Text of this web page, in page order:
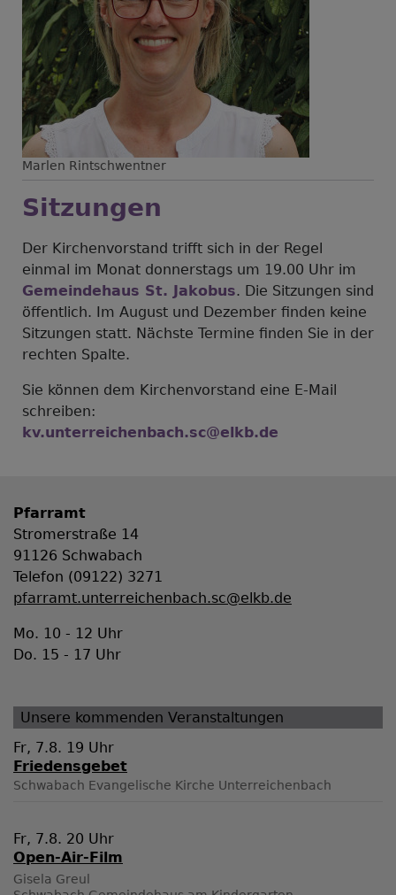
Marlen Rintschwentner
Sitzungen
Der Kirchenvorstand trifft sich in der Regel
einmal im Monat donnerstags um 19.00 Uhr im
Gemeindehaus St. Jakobus. Die Sitzungen sind
öffentlich. Im August und Dezember finden keine
Sitzungen statt. Nächste Termine finden Sie in der
rechten Spalte.
Sie können dem Kirchenvorstand eine E-Mail
schreiben:
kv.unterreichenbach.sc@elkb.de
Pfarramt
Stromerstraße 14
91126 Schwabach
Telefon (09122) 3271
pfarramt.unterreichenbach.sc@elkb.de
Mo. 10 - 12 Uhr
Do. 15 - 17 Uhr
Unsere kommenden Veranstaltungen
Fr, 7.8. 19 Uhr
Friedensgebet
Schwabach Evangelische Kirche Unterreichenbach
Fr, 7.8. 20 Uhr
Open-Air-Film
Gisela Greul